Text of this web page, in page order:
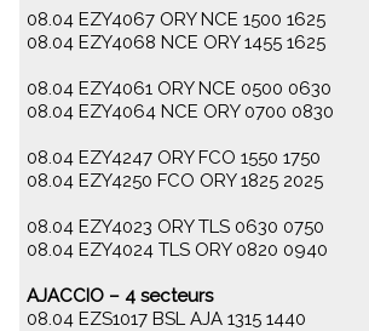
08.04 EZY4067 ORY NCE 1500 1625
08.04 EZY4068 NCE ORY 1455 1625
08.04 EZY4061 ORY NCE 0500 0630
08.04 EZY4064 NCE ORY 0700 0830
08.04 EZY4247 ORY FCO 1550 1750
08.04 EZY4250 FCO ORY 1825 2025
08.04 EZY4023 ORY TLS 0630 0750
08.04 EZY4024 TLS ORY 0820 0940
AJACCIO – 4 secteurs
08.04 EZS1017 BSL AJA 1315 1440